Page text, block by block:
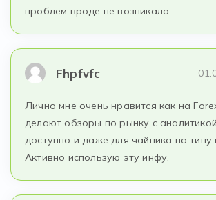
проблем вроде не возникало.
Fhpfvfc
Лично мне очень нравится как на
делают обзоры по рынку с
доступно и даже для чайника по типу
Активно использую эту инфу.